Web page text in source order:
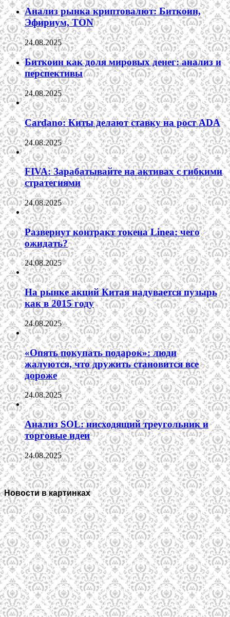
Анализ рынка криптовалют: Биткоин,
Эфириум, TON
24.08.2025
Биткоин как доля мировых денег: анализ и
перспективы
24.08.2025
Cardano: Киты делают ставку на рост ADA
24.08.2025
FIVA: Зарабатывайте на активах с гибкими
стратегиями
24.08.2025
Развернут контракт токена Linea: чего
ожидать?
24.08.2025
На рынке акций Китая надувается пузырь
как в 2015 году
24.08.2025
«Опять покупать подарок»: люди
жалуются, что дружить становится все
дороже
24.08.2025
Анализ SOL: нисходящий треугольник и
торговые идеи
24.08.2025
Новости в картинках